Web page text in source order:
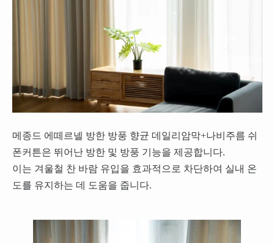
메종드 에떼르넬 방한 방풍 향균 데일리암막+나비주름 쉬
폰커튼은 뛰어난 방한 및 방풍 기능을 제공합니다.
이는 겨울철 찬 바람 유입을 효과적으로 차단하여 실내 온
도를 유지하는 데 도움을 줍니다.